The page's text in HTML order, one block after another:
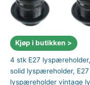
Kjøp i butikken >
4 stk E27
solid lyspæreholder, E27
lyspæreholder vintage